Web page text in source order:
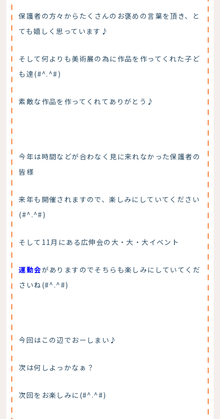
保護者の方々からたくさんのお褒めの言葉を頂き、と
ても嬉しく思っています♪
そして何よりも美術展の為に作品を作ってくれた子ど
も達(#^.^#)
素敵な作品を作ってくれてありがとう♪
今年は時間などが合わなく見に来れなかった保護者の
皆様
来年も開催されますので、楽しみにしていてください
(#^.^#)
そして11月にある広伸会の大・大・大イベント
運動会がありますのでそちらも楽しみにしていてくだ
さいね(#^.^#)
今回はこの辺でおーしまい♪
次は何しよっかなぁ？
次回をお楽しみに(#^.^#)